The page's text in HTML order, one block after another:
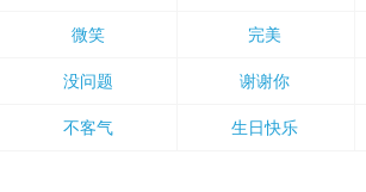
微笑 完美
没问题 谢谢你
不客气 生日快乐